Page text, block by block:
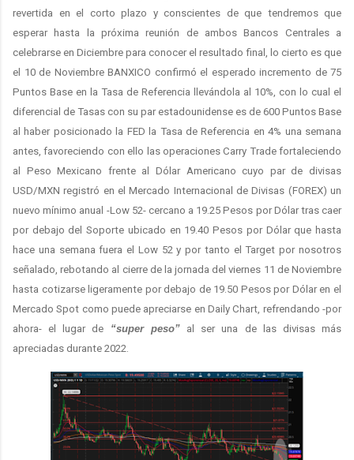
revertida en el corto plazo y conscientes de que tendremos que
esperar hasta la próxima reunión de ambos Bancos Centrales a
celebrarse en Diciembre para conocer el resultado final, lo cierto es que
el 10 de Noviembre BANXICO confirmó el esperado incremento de 75
Puntos Base en la Tasa de Referencia llevándola al 10%, con lo cual el
diferencial de Tasas con su par estadounidense es de 600 Puntos Base
al haber posicionado la FED la Tasa de Referencia en 4% una semana
antes, favoreciendo con ello las operaciones Carry Trade fortaleciendo
al Peso Mexicano frente al Dólar Americano cuyo par de divisas
USD/MXN registró en el Mercado Internacional de Divisas (FOREX) un
nuevo mínimo anual -Low 52- cercano a 19.25 Pesos por Dólar tras caer
por debajo del Soporte ubicado en 19.40 Pesos por Dólar que hasta
hace una semana fuera el Low 52 y por tanto el Target por nosotros
señalado, rebotando al cierre de la jornada del viernes 11 de Noviembre
hasta cotizarse ligeramente por debajo de 19.50 Pesos por Dólar en el
Mercado Spot como puede apreciarse en Daily Chart, refrendando -por
ahora- el lugar de “super peso”al ser una de las divisas más
apreciadas durante 2022.